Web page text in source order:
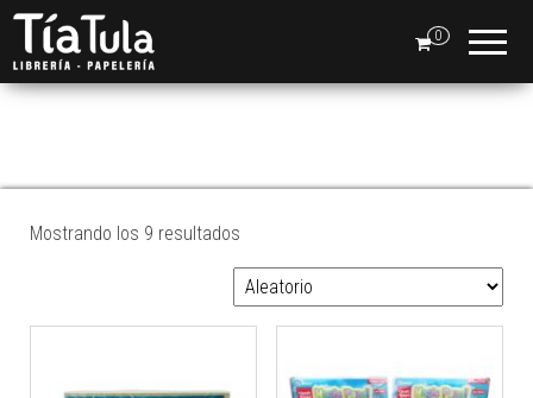
0
JUEGO DE
INTELIGENCIA
Mostrando los 9 resultados